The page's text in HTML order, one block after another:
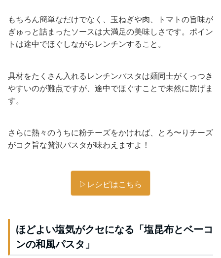
もちろん簡単なだけでなく、玉ねぎや肉、トマトの旨味が
ぎゅっと詰まったソースは大満足の美味しさです。ポイン
トは途中でほぐしながらレンチンすること。
具材をたくさん入れるレンチンパスタは麺同士がくっつき
やすいのが難点ですが、途中でほぐすことで未然に防げま
す。
さらに熱々のうちに粉チーズをかければ、とろ〜りチーズ
がコク旨な贅沢パスタが味わえますよ！
▷レシピはこちら
ほどよい塩気がクセになる「塩昆布とベーコ
ンの和風パスタ」